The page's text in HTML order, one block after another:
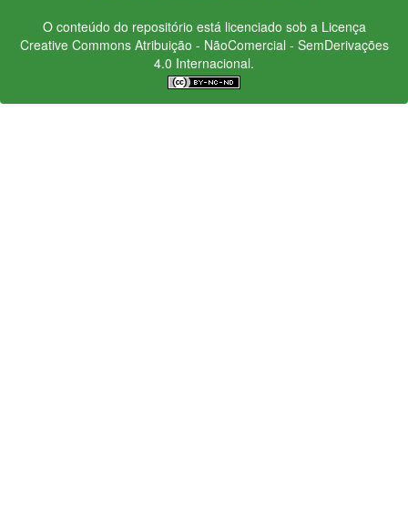
O conteúdo do repositório está licenciado sob a Licença
Creative CommonsAtribuição - NãoComercial - SemDerivações
4.0 Internacional.